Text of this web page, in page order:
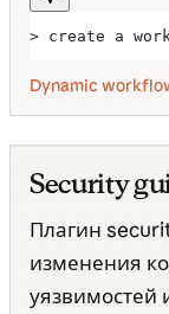
> create a
Dynamic
Security
Плагин
изменения
уязвимостей